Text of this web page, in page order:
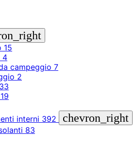
15
4
campeggio 7
2
33
19
interni 392 chevron_right
83